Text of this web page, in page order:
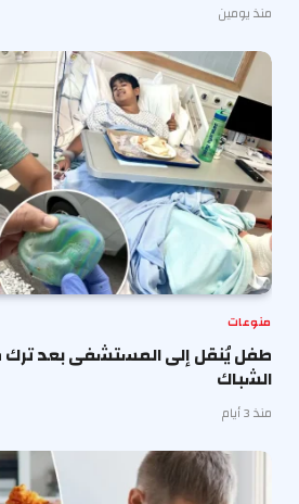
منذ يومين
منوعات
طفل يُنقل إلى المستشفى بعد
الشباك
منذ 3 أيام